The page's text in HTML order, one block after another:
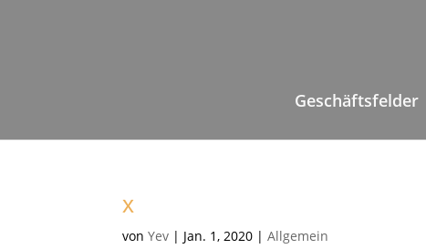
Geschäftsfelder
x
vonYev | Jan. 1, 2020 |Allgemein